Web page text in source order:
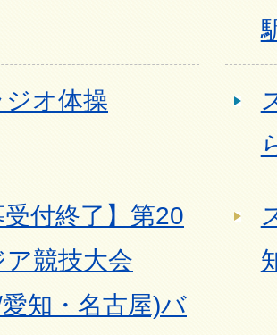
ジオ体操
受付終了】第20
ア競技大会
知・名古屋)バ